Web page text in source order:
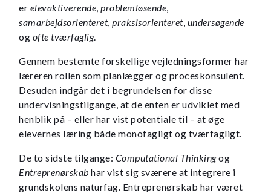
er elevaktiverende problemløsende
samarbejdsorienteret, praksisorienteret, undersøgende
og ofte tværfaglig.
Gennem bestemte forskellige vejledningsformer har
læreren rollen som planlægger og proceskonsulent.
Desuden indgår det i begrundelsen for disse
undervisningstilgange, at de enten er udviklet med
henblik på – eller har vist potentiale til – at øge
elevernes læring både monofagligt og tværfagligt.
De to sidste tilgange: Computational Thinkingog
Entreprenørskab har vist sig sværere at integrere i
grundskolens naturfag. Entreprenørskab har været